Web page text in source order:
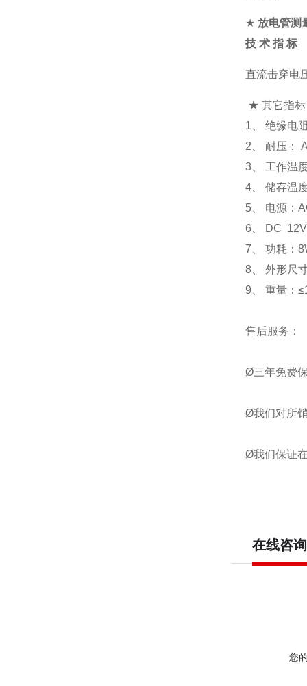
★ 放电管测
技 术 指 标
直流击穿电
★ 其它指标
1、 绝缘电
2、 耐压：
3、 工作温
4、 储存温
5、 电源：
6、 DC
7、 功耗：
8、 外形尺
9、 重量：
售后服务：
Ø三年免费
Ø我们对所
Ø我们保证
在线咨询
您